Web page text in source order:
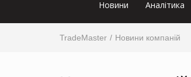
Новини Аналітика
TradeMaster Новини компаній